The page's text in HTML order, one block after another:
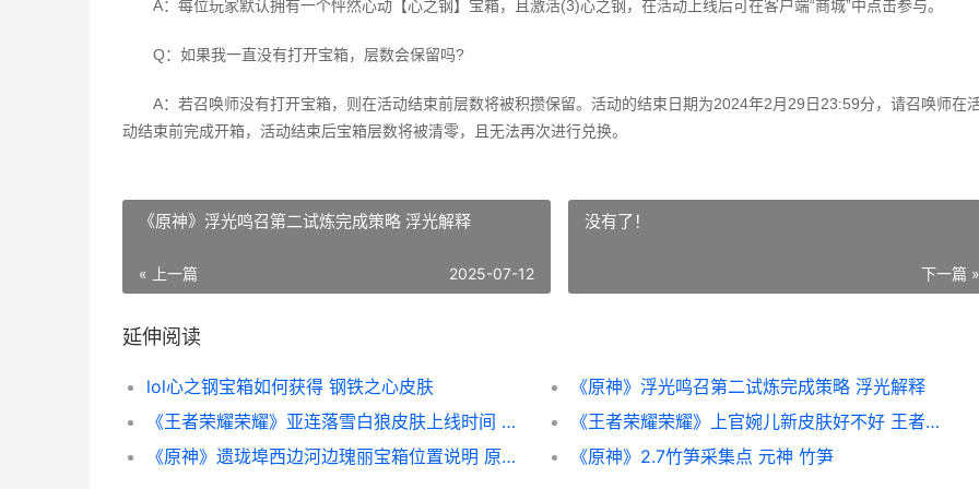
A：每位玩家默认拥有一个怦然心动【心之钢】宝箱，且激活(3)心之钢，在活动上线后可在客户端“商城”中点击参与。
Q：如果我一直没有打开宝箱，层数会保留吗?
A：若召唤师没有打开宝箱，则在活动结束前层数将被积攒保留。活动的结束日期为2024年2月29日23:59分，请召唤师在
动结束前完成开箱，活动结束后宝箱层数将被清零，且无法再次进行兑换。
《原神》浮光鸣召第二试炼完成策略 浮光解释
« 上一篇 2025-07-12
没有了！
下一篇 »
延伸阅读
lol心之钢宝箱如何获得 钢铁之心皮肤
《原神》浮光鸣召第二试炼完成策略 浮光解释
《王者荣耀荣耀》亚连落雪白狼皮肤上线时间 王者荣耀荣耀是多少星
《王者荣耀荣耀》上官婉儿新皮肤好不好 王者荣耀荣耀印记怎么得到
《原神》遗珑埠西边河边瑰丽宝箱位置说明 原神遗迹位置大全
《原神》2.7竹笋采集点 元神 竹笋